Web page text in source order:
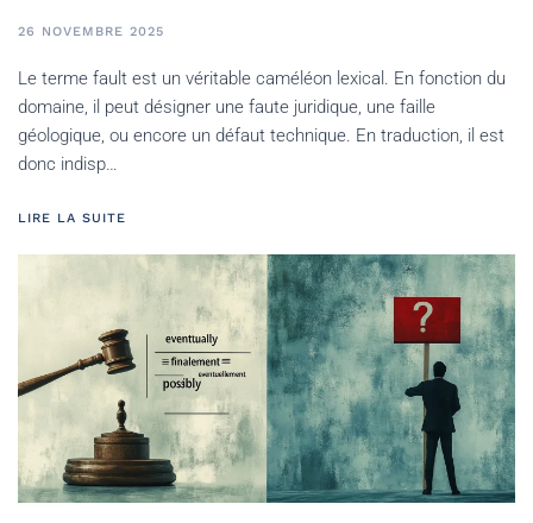
26 NOVEMBRE 2025
Le terme fault est un véritable caméléon lexical. En fonction du
domaine, il peut désigner une faute juridique, une faille
géologique, ou encore un défaut technique. En traduction, il est
donc indisp…
LIRE LA SUITE